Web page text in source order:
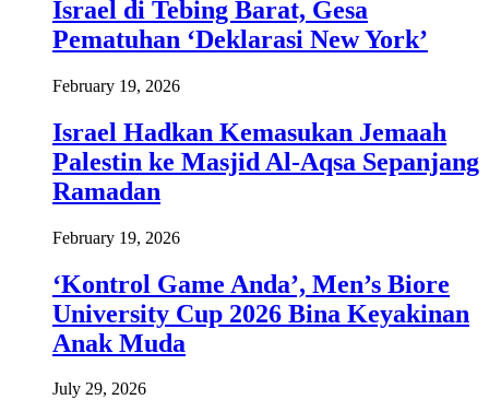
Israel di Tebing Barat, Gesa
Pematuhan ‘Deklarasi New York’
February 19, 2026
Israel Hadkan Kemasukan Jemaah
Palestin ke Masjid Al-Aqsa Sepanjang
Ramadan
February 19, 2026
‘Kontrol Game Anda’, Men’s Biore
University Cup 2026 Bina Keyakinan
Anak Muda
July 29, 2026